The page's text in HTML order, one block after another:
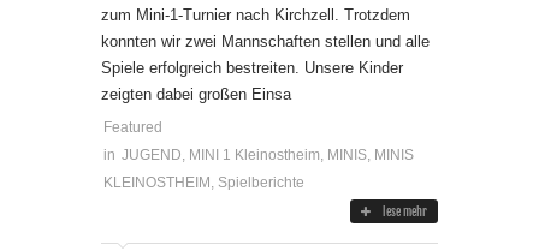
zum Mini-1-Turnier nach Kirchzell. Trotzdem
konnten wir zwei Mannschaften stellen und alle
Spiele erfolgreich bestreiten. Unsere Kinder
zeigten dabei großen Einsa
Featured
in JUGEND, MINI 1 Kleinostheim, MINIS, MINIS
KLEINOSTHEIM , Spielberichte
lese mehr